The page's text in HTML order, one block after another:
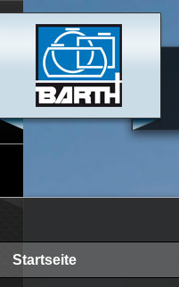
Startseite